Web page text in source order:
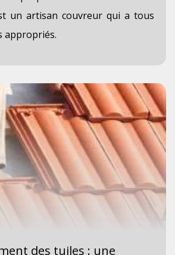
un artisan couvreur qui a tous
appropriés.
des tuiles : une